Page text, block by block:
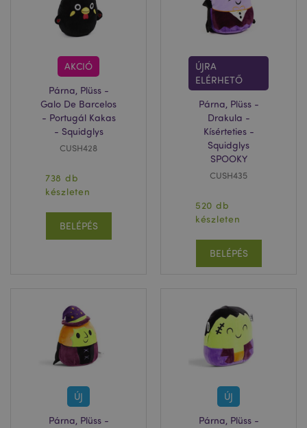
AKCIÓ
Párna, Plüss -
Galo De Barcelos
- Portugál Kakas
- Squidglys
CUSH428
738 db
készleten
BELÉPÉS
ÚJRA
ELÉRHETŐ
Párna, Plüss -
Drakula -
Kísérteties -
Squidglys
SPOOKY
CUSH435
520 db
készleten
BELÉPÉS
ÚJ
Párna, Plüss -
ÚJ
Párna, Plüss -
mage-messages
Adobe Inc.
Adobe Inc.
www.puckator.hu
.www.puckator.hu